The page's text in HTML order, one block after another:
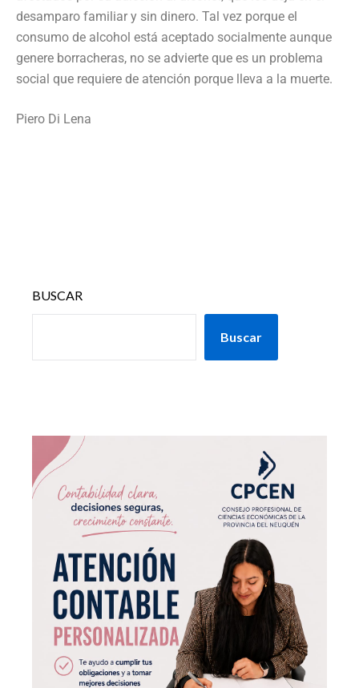
desamparo familiar y sin dinero. Tal vez porque el
consumo de alcohol está aceptado socialmente aunque
genere borracheras, no se advierte que es un problema
social que requiere de atención porque lleva a la muerte.
Piero Di Lena
BUSCAR
Buscar